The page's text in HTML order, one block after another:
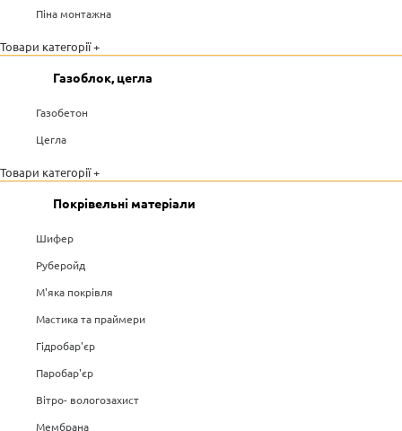
Піна монтажна
Товари категорії +
Газоблок, цегла
Газобетон
Цегла
Товари категорії +
Покрівельні матеріали
Шифер
Руберойд
М'яка покрівля
Мастика та праймери
Гідробар'єр
Паробар'єр
Вітро- вологозахист
Мембрана